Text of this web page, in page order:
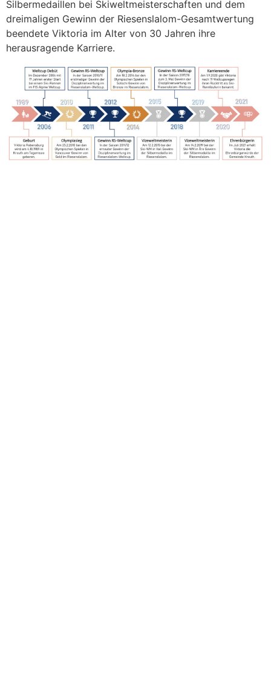
Silbermedaillen bei Skiweltmeisterschaften und dem
dreimaligen Gewinn der Riesenslalom-Gesamtwertung
beendete Viktoria im Alter von 30 Jahren ihre
herausragende Karriere.